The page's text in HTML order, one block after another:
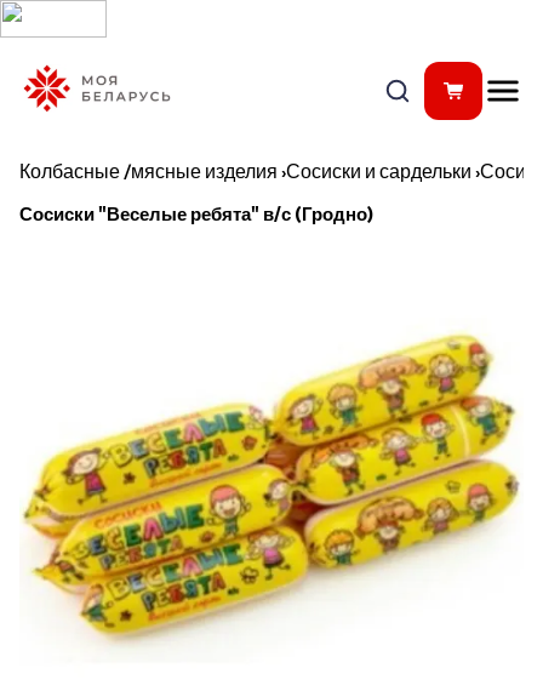
Колбасные /мясные изделия ›Сосиски и сардельки ›
Сосиски "Веселые ребята" в/с (Гродно)